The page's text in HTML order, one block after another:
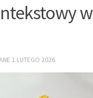
w
1 LUTEGO 2026